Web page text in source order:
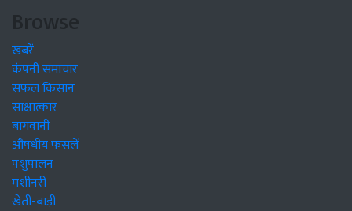
Browse
खबरें
कंपनी समाचार
सफल किसान
साक्षात्कार
बागवानी
औषधीय फसलें
पशुपालन
मशीनरी
खेती-बाड़ी